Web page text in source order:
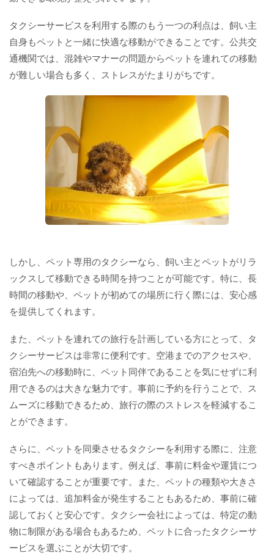
タクシーサービスを利用する際のもう一つの利点は、飼い主
自身もペットと一緒に快適な移動ができることです。公共交
通機関では、混雑やマナーの問題からペットを連れての移動
が難しい場合も多く、ストレスがたまりがちです。
しかし、ペット専用のタクシーなら、飼い主とペットがリラ
ックスして移動できる時間を持つことが可能です。特に、長
時間の移動や、ペットが初めての場所に行く際には、安心感
を提供してくれます。
また、ペットを連れての旅行を計画している方にとって、タ
クシーサービスは非常に便利です。空港までのアクセスや、
宿泊先への移動時に、ペット同伴であることを気にせずに利
用できるのは大きな魅力です。事前に予約を行うことで、ス
ムーズに移動できるため、旅行の際のストレスを軽減するこ
とができます。
さらに、ペットを同乗させるタクシーを利用する際に、注意
すべきポイントもあります。例えば、事前に料金や運賃につ
いて確認することが重要です。また、ペットの種類や大きさ
によっては、追加料金が発生することもあるため、事前に確
認しておくと安心です。タクシー会社によっては、特定の動
物に制限がある場合もあるため、ペットに合ったタクシーサ
ービスを選ぶことが大切です。